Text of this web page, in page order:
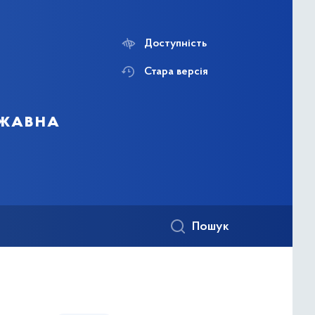
Доступність
Стара версія
Пошук